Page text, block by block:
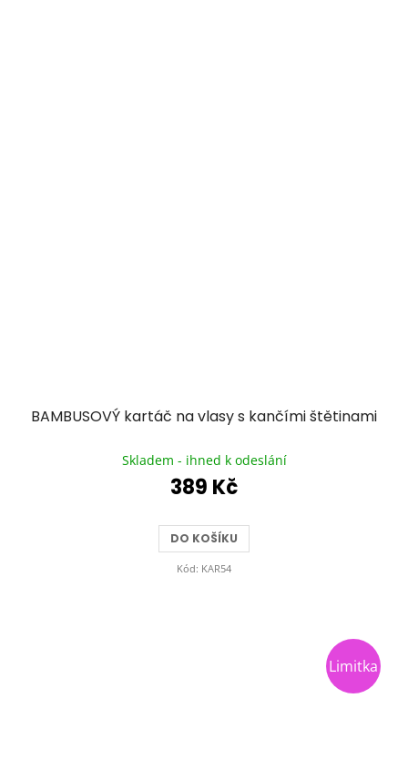
BAMBUSOVÝ kartáč na vlasy s kančími štětinami
hodnocení
produktu
je
z
5
hvězdiček.
Skladem - ihned k odeslání
389 Kč
DO KOŠÍKU
Kód: KAR54
Limitka